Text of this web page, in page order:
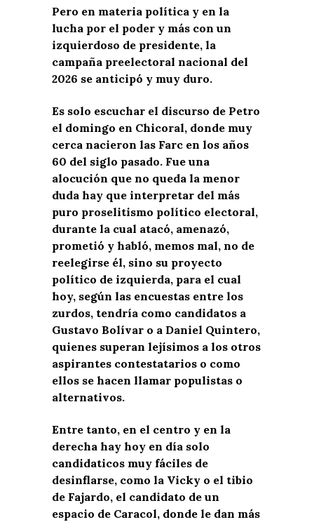
Pero en materia política y en la
lucha por el poder y más con un
izquierdoso de presidente, la
campaña preelectoral nacional del
2026 se anticipó y muy duro.
Es solo escuchar el discurso de Petro
el domingo en Chicoral, donde muy
cerca nacieron las Farc en los años
60 del siglo pasado. Fue una
alocución que no queda la menor
duda hay que interpretar del más
puro proselitismo político electoral,
durante la cual atacó, amenazó,
prometió y habló, memos mal, no de
reelegirse él, sino su proyecto
político de izquierda, para el cual
hoy, según las encuestas entre los
zurdos, tendría como candidatos a
Gustavo Bolívar o a Daniel Quintero,
quienes superan lejísimos a los otros
aspirantes contestatarios o como
ellos se hacen llamar populistas o
alternativos.
Entre tanto, en el centro y en la
derecha hay hoy en día solo
candidaticos muy fáciles de
desinflarse, como la Vicky o el tibio
de Fajardo, el candidato de un
espacio de Caracol, donde le dan más